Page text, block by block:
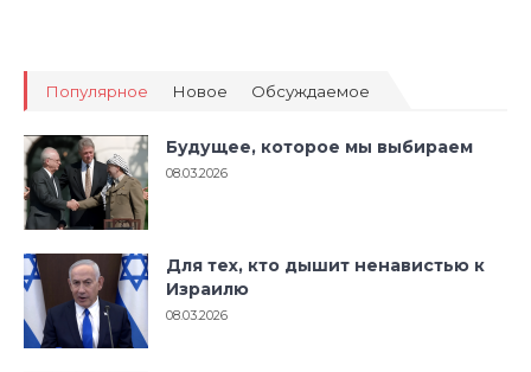
Популярное Новое Обсуждаемое
Будущее, которое мы выбираем
08.03.2026
Для тех, кто дышит ненавистью к
Израилю
08.03.2026